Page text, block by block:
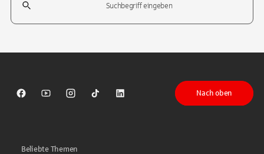
Sparkasse auf Facebook
Sparkasse auf Youtube
Sparkasse auf Instagram
Sparkasse auf TikTok
Sparkasse auf LinkedIn
Nach oben
Beliebte Themen